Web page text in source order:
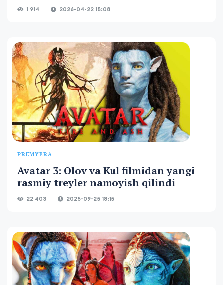
1 914 2026-04-22 15:08
PREMYERA
Avatar 3: Olov va Kul filmidan yangi
rasmiy treyler namoyish qilindi
22 403 2025-09-25 18:15